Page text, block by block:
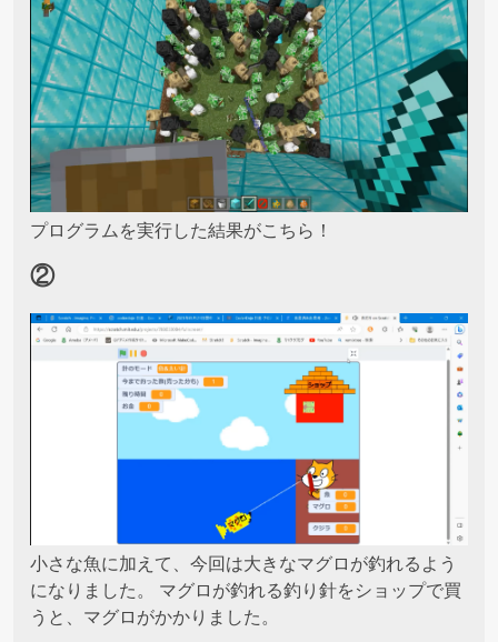
プログラムを実行した結果がこちら！
②
小さな魚に加えて、今回は大きなマグロが釣れるよう
になりました。 マグロが釣れる釣り針をショップで買
うと、マグロがかかりました。